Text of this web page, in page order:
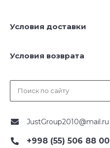
Условия доставки
Условия возврата
JustGroup2010@mail.ru
+998 (55) 506 88 00